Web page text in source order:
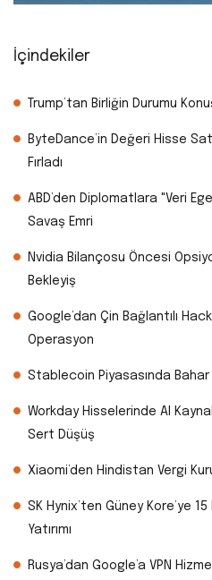
İçindekiler
Trump’tan Birliğin Durumu
ByteDance’in Değeri Hisse
Fırladı
ABD’den Diplomatlara "Veri
Savaş Emri
Nvidia Bilançosu Öncesi
Bekleyiş
Google’dan Çin Bağlantılı
Operasyon
Stablecoin Piyasasında Bahar
Workday Hisselerinde AI
Sert Düşüş
Xiaomi’den Hindistan Vergi
SK Hynix’ten Güney Kore’ye
Yatırımı
Rusya’dan Google’a VPN